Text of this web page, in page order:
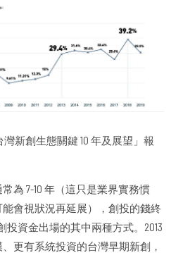
灣新創生態關鍵 10 年及展望」報
為 7-10 年（這只是業界實務慣
會視狀況再延展），創投的錢終
投資金出場的其中兩種方式。2013
更有系統投資的台灣早期新創，